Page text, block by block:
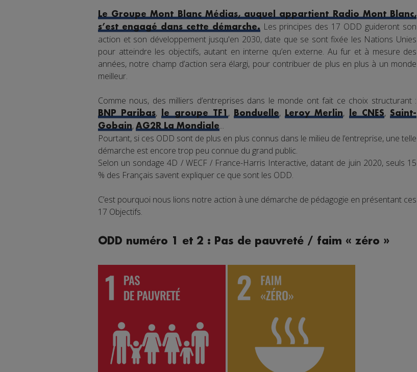
Le Groupe Mont Blanc Médias, auquel appartient Radio Mont Blanc,
s’est engagé dans cette démarche.Les principes des 17 ODD guideront son
action et son développement jusqu'en 2030, date que se sont fixée les Nations Unies
pour atteindre les objectifs, autant en interne qu’en externe. Au fur et à mesure des
années, notre champ d’action sera élargi, pour contribuer de plus en plus à un monde
meilleur.
Comme nous, des milliers d’entreprises dans le monde ont fait ce choix structurant :
BNP Paribas,le groupe TF1,Bonduelle,Leroy Merlin, le CNES,Saint-
Gobain, AG2R La Mondiale...
Pourtant, si ces ODD sont de plus en plus connus dans le milieu de l’entreprise, une telle
démarche est encore trop peu connue du grand public.
Selon un sondage 4D / WECF / France-Harris Interactive, datant de juin 2020, seuls 15
% des Français savent expliquer ce que sont les ODD.
C’est pourquoi nous lions notre action à une démarche de pédagogie en présentant ces
17 Objectifs.
ODD numéro 1 et 2 : Pas de pauvreté / faim « zéro »